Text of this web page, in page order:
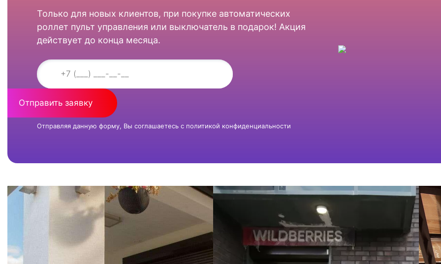
Только для новых клиентов, при покупке автоматических
роллет пульт управления или выключатель в подарок! Акция
действует до конца месяца.
Отправить заявку
Отправляя данную форму, Вы соглашаетесь с политикой конфиденциальности